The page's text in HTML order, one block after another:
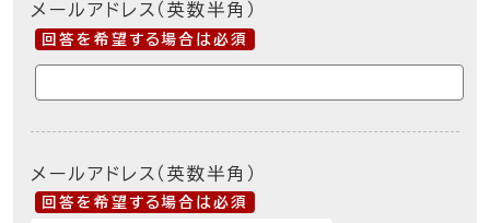
メールアドレス（英数半角）
回答を希望する場合は必須
メールアドレス（英数半角）
回答を希望する場合は必須